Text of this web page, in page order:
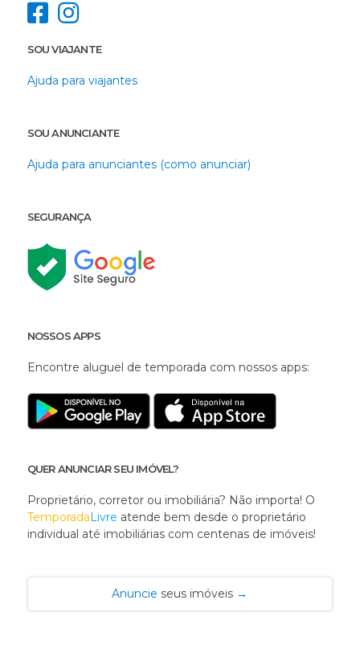
SOU VIAJANTE
Ajuda para viajantes
SOU ANUNCIANTE
Ajuda para anunciantes (como anunciar)
SEGURANÇA
NOSSOS APPS
Encontre aluguel de temporada com nossos apps:
QUER ANUNCIAR SEU IMÓVEL?
Proprietário, corretor ou imobiliária? Não importa! O
TemporadaLivre atende bem desde o proprietário
individual até imobiliárias com centenas de imóveis!
Anuncie seus imóveis →